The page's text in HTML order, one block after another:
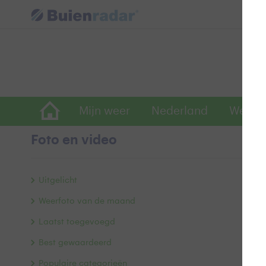
Mijn weer Nederland
Foto en video
Uitgelicht
Weerfoto van de maand
Laatst toegevoegd
Best gewaardeerd
Populaire categorieën